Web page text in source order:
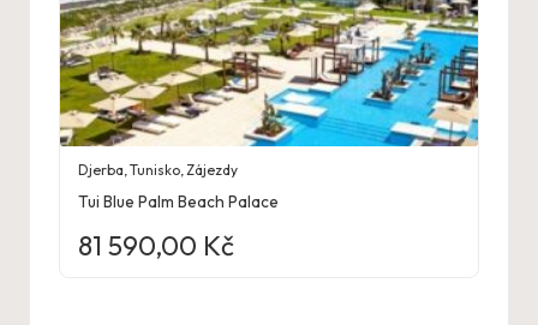
Djerba,Tunisko,Zájezdy
Tui Blue Palm Beach Palace
81 590,00 Kč